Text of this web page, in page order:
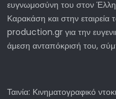
ευγνωμοσύνη του στον
Καρακάση και στην
production.gr για την
άμεση ανταπόκρισή του,
Ταινία: Κινηματογραφικό